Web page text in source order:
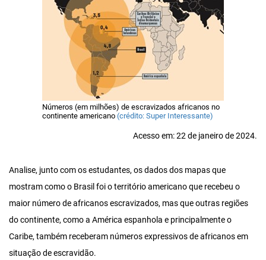
Números (em milhões) de escravizados africanos no
continente americano (crédito: Super Interessante)
Acesso em: 22 de janeiro de 2024.
Analise, junto com os estudantes, os dados dos mapas que
mostram como o Brasil foi o território americano que recebeu o
maior número de africanos escravizados, mas que outras regiões
do continente, como a América espanhola e principalmente o
Caribe, também receberam números expressivos de africanos em
situação de escravidão.